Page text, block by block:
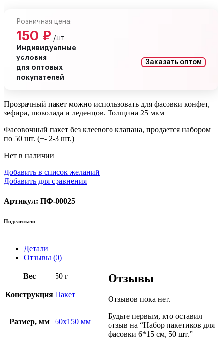
Розничная цена:
150 ₽ /шт
Индивидуалные
условия
для оптовых
покупателей
Заказать оптом
Прозрачный пакет можно использовать для фасовки конфет,
зефира, шоколада и леденцов. Толщина 25 мкм
Фасовочный пакет без клеевого клапана, продается набором
по 50 шт. (+- 2-3 шт.)
Нет в наличии
Добавить в список желаний
Добавить для сравнения
Артикул: ПФ-00025
Поделиться:
Детали
Отзывы (0)
Вес 50 г
Конструкция Пакет
Размер, мм 60х150 мм
Отзывы
Отзывов пока нет.
Будьте первым, кто оставил
отзыв на “Набор пакетиков для
фасовки 6*15 см, 50 шт.”